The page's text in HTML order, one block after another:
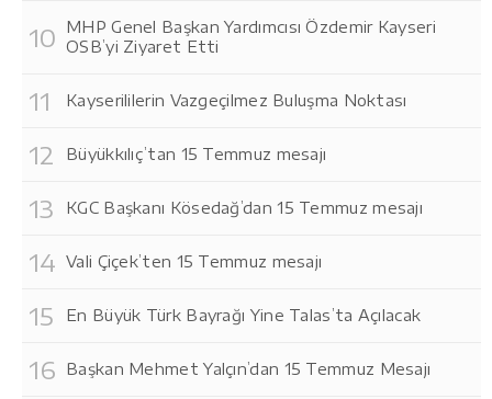
MHP Genel Başkan Yardımcısı Özdemir Kayseri
OSB’yi Ziyaret Etti
Kayserililerin Vazgeçilmez Buluşma Noktası
Büyükkılıç’tan 15 Temmuz mesajı
KGC Başkanı Kösedağ’dan 15 Temmuz mesajı
Vali Çiçek’ten 15 Temmuz mesajı
En Büyük Türk Bayrağı Yine Talas’ta Açılacak
Başkan Mehmet Yalçın’dan 15 Temmuz Mesajı